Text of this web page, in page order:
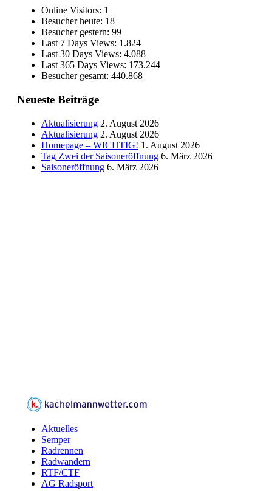
Online Visitors: 1
Besucher heute: 18
Besucher gestern: 99
Last 7 Days Views: 1.824
Last 30 Days Views: 4.088
Last 365 Days Views: 173.244
Besucher gesamt: 440.868
Neueste Beiträge
Aktualisierung 2. August 2026
Aktualisierung 2. August 2026
Homepage – WICHTIG! 1. August 2026
Tag Zwei der Saisoneröffnung 6. März 2026
Saisoneröffnung 6. März 2026
Aktuelles
Semper
Radrennen
Radwandern
RTF/CTF
AG Radsport